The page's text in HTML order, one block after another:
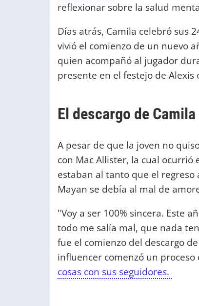
reflexionar sobre la salud
Días atrás, Camila celebró sus
vivió el comienzo de un nuevo
quien acompañó al jugador
presente en el festejo de Alexis
El descargo de
A pesar de que la joven no
con Mac Allister, la cual ocurrió
estaban al tanto que el regreso
Mayan se debía al mal de
"Voy a ser 100% sincera. Este
todo me salía mal, que nada
fue el comienzo del descargo
influencer comenzó un proceso
cosas con sus seguidores.